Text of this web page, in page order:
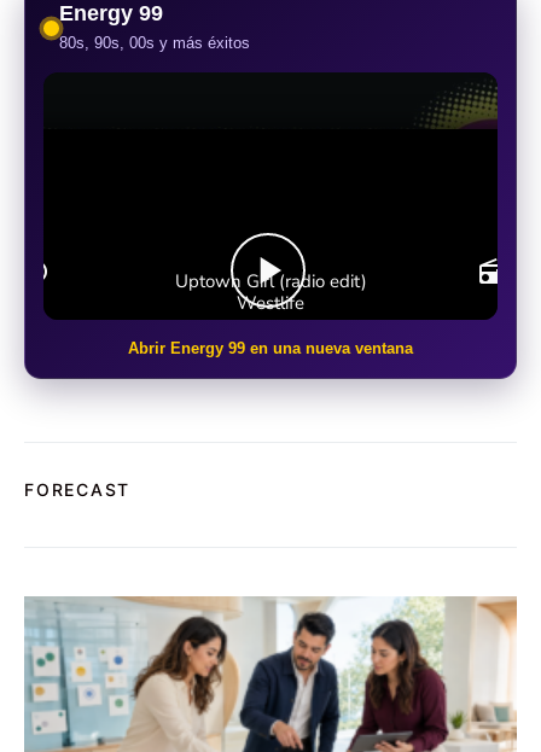
Energy 99
80s, 90s, 00s y más éxitos
Abrir Energy 99 en una nueva ventana
FORECAST